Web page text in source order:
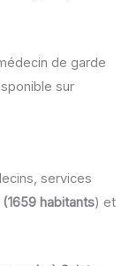
de garde
sur
services
habitants) et